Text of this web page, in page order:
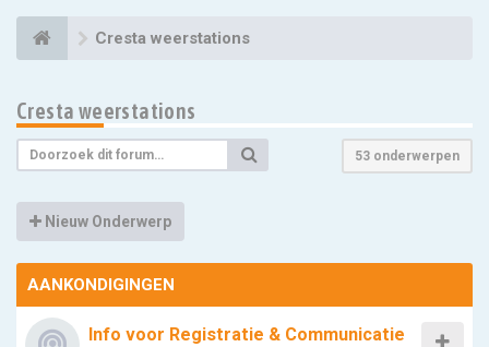
Cresta weerstations
Cresta weerstations
53 onderwerpen
Nieuw Onderwerp
AANKONDIGINGEN
Info voor Registratie & Communicatie